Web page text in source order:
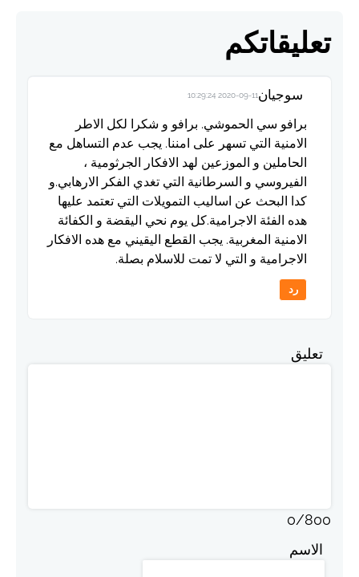
تعليقاتكم
سوجيان2020-09-11 10:29:24
برافو سي الحموشي. برافو و شكرا لكل الاطر
الامنية التي تسهر على امننا. يجب عدم التساهل مع
الحاملين و الموزعين لهد الافكار الجرثومية ،
الفيروسي و السرطانية التي تغدي الفكر الارهابي.و
كدا البحث عن اساليب التمويلات التي تعتمد عليها
هده الفئة الاجرامية.كل يوم نحي اليقضة و الكفائة
الامنية المغربية. يجب القطع اليقيني مع هده الافكار
الاجرامية و التي لا تمت للاسلام بصلة.
رد
تعليق
0/800
الاسم